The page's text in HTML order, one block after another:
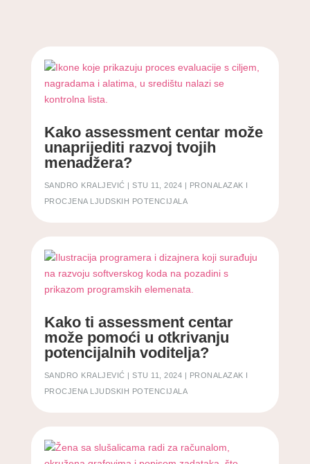
Kako assessment centar može
unaprijediti razvoj tvojih
menadžera?
SANDRO KRALJEVIĆ | STU 11, 2024 | PRONALAZAK I
PROCJENA LJUDSKIH POTENCIJALA
Kako ti assessment centar
može pomoći u otkrivanju
potencijalnih voditelja?
SANDRO KRALJEVIĆ | STU 11, 2024 | PRONALAZAK I
PROCJENA LJUDSKIH POTENCIJALA